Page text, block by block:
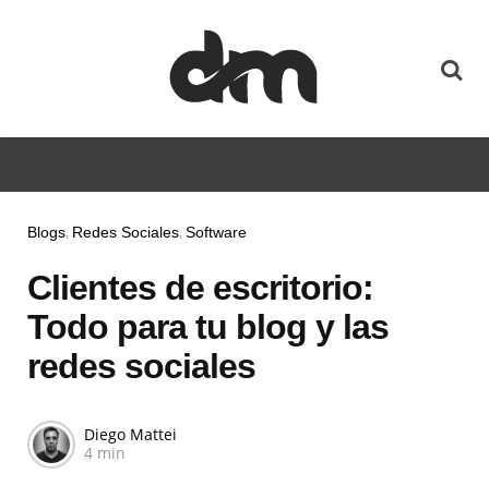
Blogs Redes Sociales Software
Clientes de escritorio:
Todo para tu blog y las
redes sociales
Diego Mattei
4 min